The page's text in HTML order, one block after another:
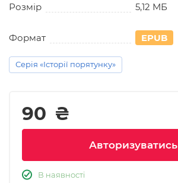
Розмір
5,12 МБ
Формат EPUB
Серія «Історії порятунку»
90 ₴
Авторизуватись
В наявності